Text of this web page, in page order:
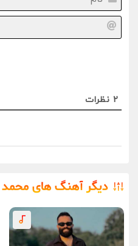
2 نظرات
دیگر آهنگ های